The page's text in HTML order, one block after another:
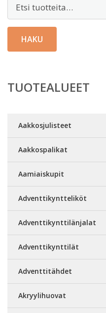
HAKU
TUOTEALUEET
Aakkosjulisteet
Aakkospalikat
Aamiaiskupit
Adventtikyntteliköt
Adventtikynttilänjalat
Adventtikynttilät
Adventtitähdet
Akryylihuovat